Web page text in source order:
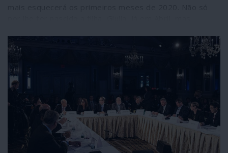
Fevereiro a 25 de Março contra o novo coronavírus
SARS-CoV-2, que entretanto lhe vitimou o pai e atingiu
ao de leve a esposa, Valentina. Não ficam por aqui os
episódios em redor de Mattia: ele foi o quarto caso de
COVID-19 em Itália, o “Paciente nº4”; mas como não
teve qualquer contacto com a China nem com os três
primeiros infectados na Lombardia, oriundos da cidade
chinesa de Wuhan, foi considerado o “Paciente italiano nº
1”. A história de Mattia é suficiente para por em causa a
versão oficial, adoptada pelos media corporativos, de